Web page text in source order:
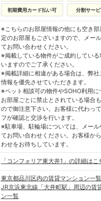
初期費用カード払い可 分割サー
※こちらのお部屋情報の他にも空き部
定のお部屋もございますので、メー
てお問い合わせください。
※掲載している物件がご成約している
いますのでご了承ください。
※掲載詳細に相違がある場合は、弊社
情報を優先させていただきます。
※ペット相談可の物件やSOHO利用に
お部屋ごとに禁止とされている場合
ので御注意下さい。お客様に代わっ
フが確認と交渉を行います。
※駐車場、駐輪場については、メール
てお問い合わせください。お客様か
わせをお待ちしています。
「コンフォリア東大井1」の詳細はこ
東京都品川区内の賃貸マンション一覧
JR京浜東北線「大井町駅」周辺の賃
ン一覧